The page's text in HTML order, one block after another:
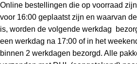
Online bestellingen die op voorraad
voor 16:00 geplaatst zijn en waarvan
is, worden de volgende werkdag
een werkdag na 17:00 of in het
binnen 2 werkdagen bezorgd. Alle